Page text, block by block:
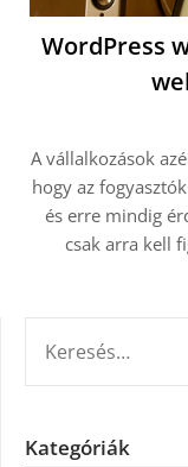
WordPress
A vállalkozások
hogy az
és erre mindig
csak arra kell
Kategóriák